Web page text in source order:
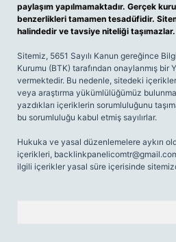
paylaşım yapılmamaktadır. Gerçek
benzerlikleri tamamen tesadüfidir.
halindedir ve tavsiye niteliği taşımazlar.
Sitemiz, 5651 Sayılı Kanun gereğince
Kurumu (BTK) tarafından onaylanmış bir
vermektedir. Bu nedenle, sitedeki
veya araştırma yükümlülüğümüz
yazdıkları içeriklerin sorumluluğunu
bu sorumluluğu kabul etmiş sayılırlar.
Hukuka ve yasal düzenlemelere aykırı
içerikleri,
ilgili içerikler yasal süre içerisinde